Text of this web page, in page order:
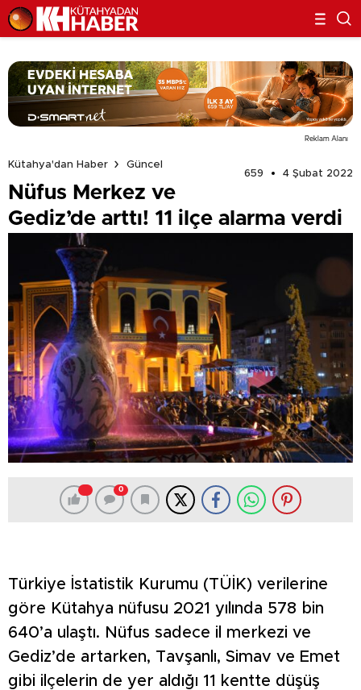
Reklam Alanı
Kütahya'dan Haber
Güncel
659
4 Şubat 2022
Nüfus Merkez ve
Gediz’de arttı! 11 ilçe alarma verdi
0
Türkiye İstatistik Kurumu (TÜİK) verilerine
göre Kütahya nüfusu 2021 yılında 578 bin
640’a ulaştı. Nüfus sadece il merkezi ve
Gediz’de artarken, Tavşanlı, Simav ve Emet
gibi ilçelerin de yer aldığı 11 kentte düşüş